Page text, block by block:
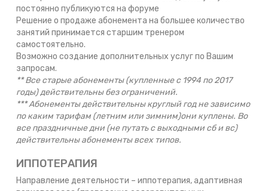
постоянно публикуются на форуме
Решение о продаже абонемента на большее количество
занятий принимается старшим тренером
самостоятельно.
Возможно создание дополнительных услуг по Вашим
запросам.
** Все старые абонементы (купленные с 1994 по 2017
годы) действительны без ограничений.
*** Абонементы действительны круглый год не зависимо
по каким тарифам (летним или зимним)они куплены. Во
все праздничные дни (не путать с выходными сб и вс)
действительны абонементы всех типов.
ИППОТЕРАПИЯ
Направление деятельности – иппотерапия, адаптивная